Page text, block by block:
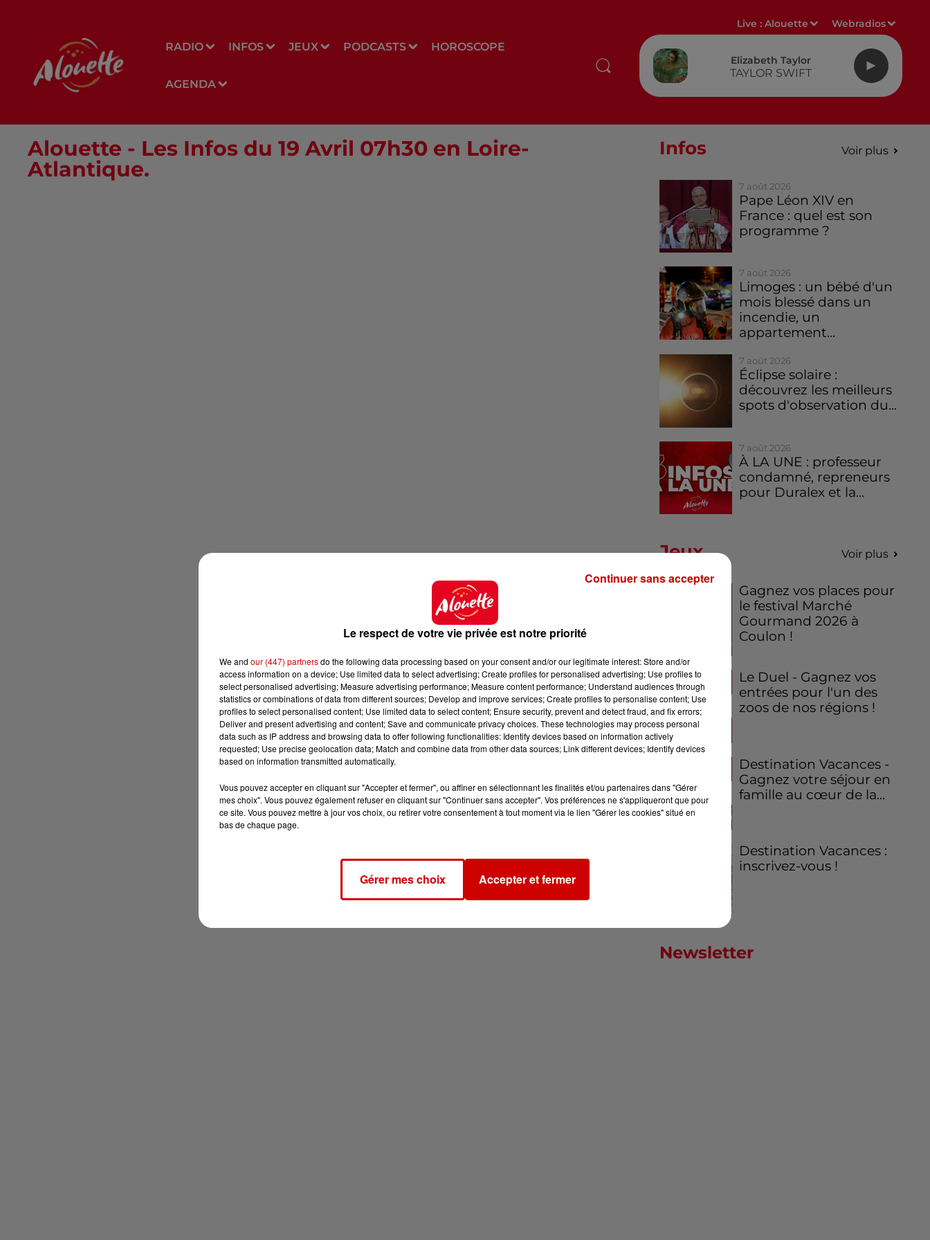
RADIO INFOS JEUX PODCASTS HOROSCOPE
AGENDA
Live :Alouette Webradios
Elizabeth Taylor
TAYLOR SWIFT
Alouette - Les Infos du 19 Avril 07h30 en Loire-
Atlantique.
Infos Voir plus
7 août 2026
Pape Léon XIV en
France : quel est son
programme ?
7 août 2026
Limoges : un bébé d'un
mois blessé dans un
incendie, un
appartement...
7 août 2026
Éclipse solaire :
découvrez les meilleurs
spots d'observation du...
7 août 2026
À LA UNE : professeur
condamné, repreneurs
pour Duralex et la...
Jeux Voir plus
Gagnez vos places pour
le festival Marché
Gourmand 2026 à
Coulon !
Le Duel - Gagnez vos
entrées pour l'un des
zoos de nos régions !
Destination Vacances -
Gagnez votre séjour en
famille au cœur de la...
Destination Vacances :
inscrivez-vous !
Newsletter
Le respect de votre vie privée est notre priorité
We and our (447) partnersdo the following data processing based on your consent and/or our legitimate interest: Store and/or
access information on a device; Use limited data to select advertising; Create profiles for personalised advertising; Use profiles to
select personalised advertising; Measure advertising performance; Measure content performance; Understand audiences through
statistics or combinations of data from different sources; Develop and improve services; Create profiles to personalise content; Use
profiles to select personalised content; Use limited data to select content; Ensure security, prevent and detect fraud, and fix errors;
Deliver and present advertising and content; Save and communicate privacy choices. These technologies may process personal
data such as IP address and browsing data to offer following functionalities: Identify devices based on information actively
requested; Use precise geolocation data; Match and combine data from other data sources; Link different devices; Identify devices
based on information transmitted automatically.
Vous pouvez accepter en cliquant sur "Accepter et fermer", ou affiner en sélectionnant les finalités et/ou partenaires dans "Gérer
mes choix". Vous pouvez également refuser en cliquant sur "Continuer sans accepter". Vos préférences ne s'appliqueront que pour
ce site. Vous pouvez mettre à jour vos choix, ou retirer votre consentement à tout moment via le lien "Gérer les cookies" situé en
bas de chaque page.
Gérer mes choix Accepter et fermer
Continuer sans accepter